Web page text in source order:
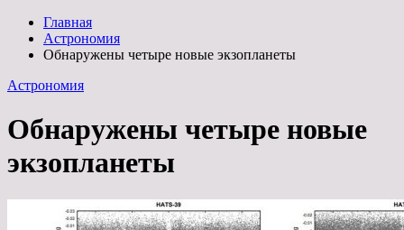
Главная
Астрономия
Обнаружены четыре новые экзопланеты
Астрономия
Обнаружены четыре новые
экзопланеты